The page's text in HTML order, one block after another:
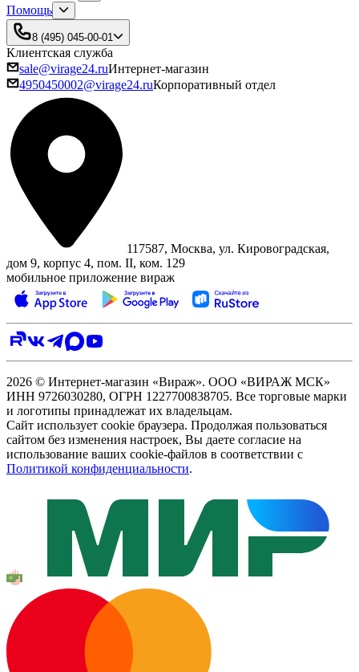
Помощь
8 (495) 045-00-01
Клиентская служба
sale@virage24.ruИнтернет-магазин
4950450002@virage24.ruКорпоративный отдел
117587, Москва, ул. Кировоградская,
дом 9, корпус 4, пом. II, ком. 129
мобильное приложение вираж
2026 © Интернет-магазин «Вираж». ООО «ВИРАЖ МСК»
ИНН 9726030280, ОГРН 1227700838705. Все торговые марки
и логотипы принадлежат их владельцам.
Сайт использует cookie браузера. Продолжая пользоваться
сайтом без изменения настроек, Вы даете согласие на
использование ваших cookie-файлов в соответствии с
Политикой конфиденциальности.